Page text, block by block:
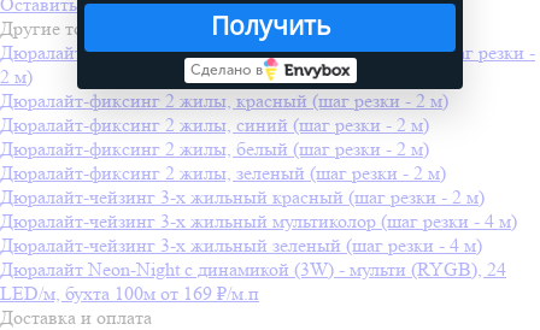
Другие товары
Дюралайт-чейзинг 3-х жильный красно-сине-белый (шаг резки -
2 м)
Дюралайт-фиксинг 2 жилы, красный (шаг резки - 2 м)
Дюралайт-фиксинг 2 жилы, синий (шаг резки - 2 м)
Дюралайт-фиксинг 2 жилы, белый (шаг резки - 2 м)
Дюралайт-фиксинг 2 жилы, зеленый (шаг резки - 2 м)
Дюралайт-чейзинг 3-х жильный красный (шаг резки - 2 м)
Дюралайт-чейзинг 3-х жильный мультиколор (шаг резки - 4 м)
Дюралайт-чейзинг 3-х жильный зеленый (шаг резки - 4 м)
Дюралайт Neon-Night с динамикой (3W) - мульти (RYGB), 24
LED/м, бухта 100м от 169 ₽/м.п
Доставка и оплата
Получить
Сделано в